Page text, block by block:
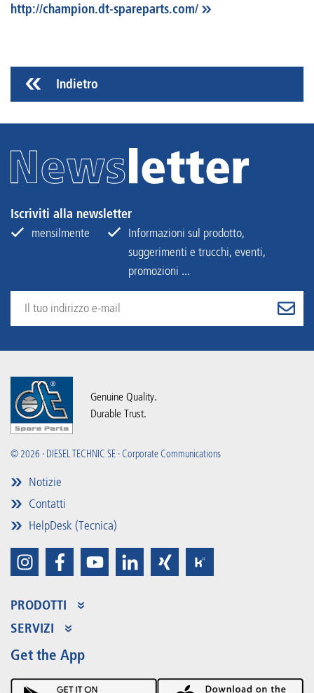
http://champion.dt-spareparts.com/
Indietro
Iscriviti alla newsletter
mensilmente
Informazioni sul prodotto,
suggerimenti e trucchi, eventi,
promozioni ...
Genuine Quality.
Durable Trust.
© 2026 · DIESEL TECHNIC SE · Corporate Communications
Notizie
Contatti
HelpDesk (Tecnica)
PRODOTTI
Assortimento dei prodotti
Partner Portal
Product Promotions
SERVIZI
Vantaggi
Premium Shop
Get the App